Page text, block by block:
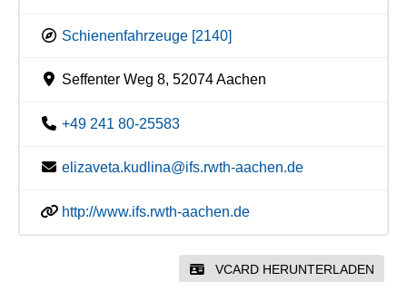
Schienenfahrzeuge [2140]
Seffenter Weg 8, 52074 Aachen
+49 241 80-25583
elizaveta.kudlina@ifs.rwth-aachen.de
http://www.ifs.rwth-aachen.de
VCARD HERUNTERLADEN